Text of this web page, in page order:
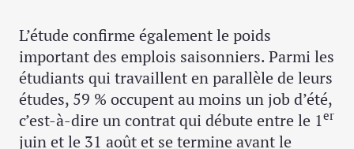
L’étude confirme également le poids
important des emplois saisonniers. Parmi les
étudiants qui travaillent en parallèle de leurs
études, 59 % occupent au moins un job d’été,
c’est-à-dire un contrat qui débute entre le 1er
juin et le 31 août et se termine avant le